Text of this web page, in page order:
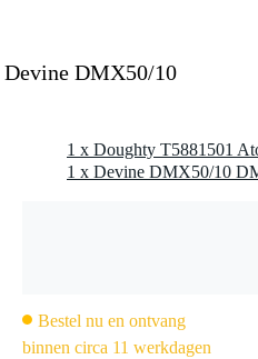
staal
DMX50/10
Bestel nu en ontvang
binnen circa 11 werkdagen